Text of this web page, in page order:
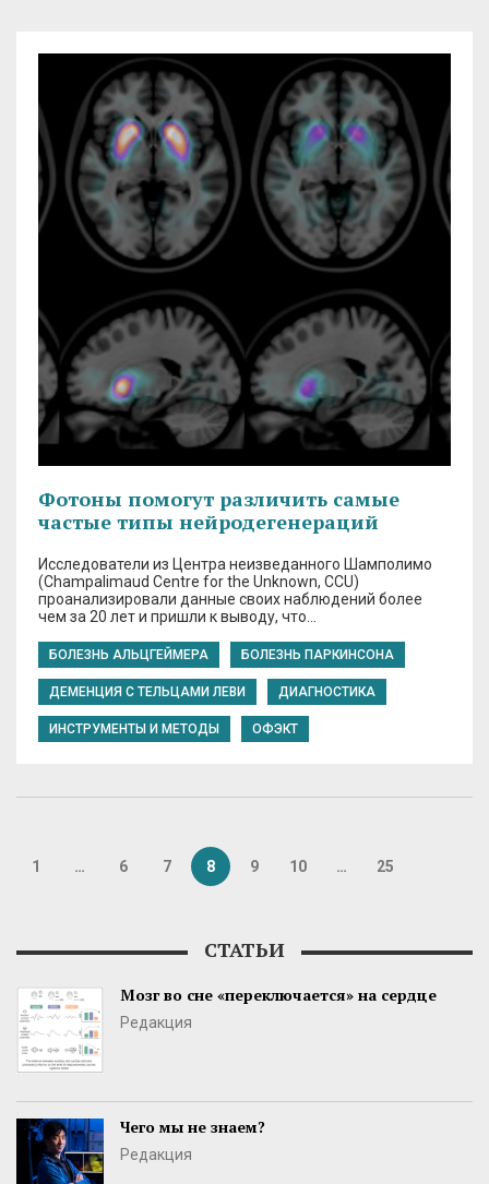
Фотоны помогут различить самые
частые типы нейродегенераций
Исследователи из Центра неизведанного Шамполимо
(Champalimaud Centre for the Unknown, CCU)
проанализировали данные своих наблюдений более
чем за 20 лет и пришли к выводу, что…
БОЛЕЗНЬ АЛЬЦГЕЙМЕРА БОЛЕЗНЬ ПАРКИНСОНА
ДЕМЕНЦИЯ С ТЕЛЬЦАМИ ЛЕВИ ДИАГНОСТИКА
ИНСТРУМЕНТЫ И МЕТОДЫ ОФЭКТ
1 … 6 7 8 9 10 … 25
СТАТЬИ
Мозг во сне «переключается» на сердце
Редакция
Чего мы не знаем?
Редакция